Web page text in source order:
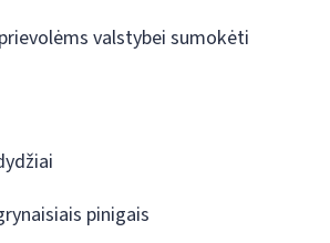
valstybei sumokėti
pinigais